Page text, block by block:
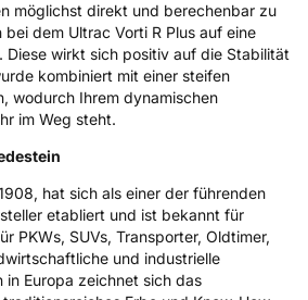
/ Alpine-SymbolNein
möglichst direkt und berechenbar zu
dem Ultrac Vorti R Plus auf eine
Diese wirkt sich positiv auf die Stabilität
kombiniert mit einer steifen
wodurch Ihrem dynamischen
im Weg steht.
hat sich als einer der führenden
etabliert und ist bekannt für
PKWs, SUVs, Transporter, Oldtimer,
und industrielle
in Europa zeichnet sich das